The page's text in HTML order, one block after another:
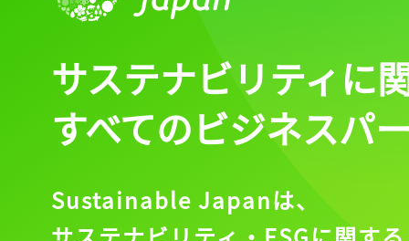
会員登録
サステナビリティに
すべてのビジネスパ
Sustainable Japanは、